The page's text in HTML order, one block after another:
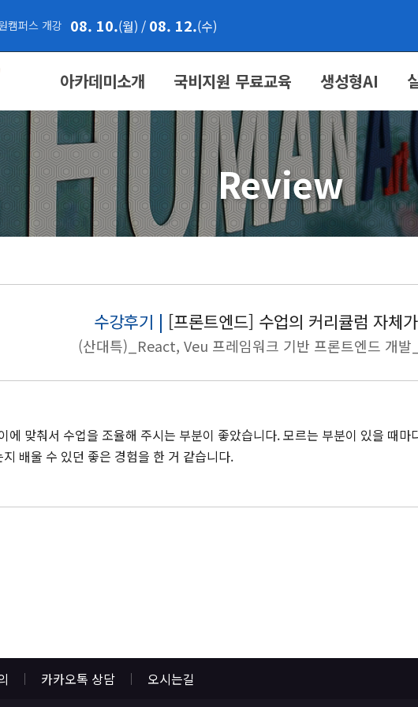
캠퍼스 개강 08. 10.(월) / 08. 12.(수)
아카데미소개 국비지원 무료교육 생성형AI
Review
수강후기 | [프론트엔드] 수업의 커리큘럼 자체
(산대특)_React, Veu 프레임워크 기반 프론트엔드 개발
에 맞춰서 수업을 조율해 주시는 부분이 좋았습니다. 모르는 부분이 있을 때
배울 수 있던 좋은 경험을 한 거 같습니다.
카카오톡 상담 오시는길